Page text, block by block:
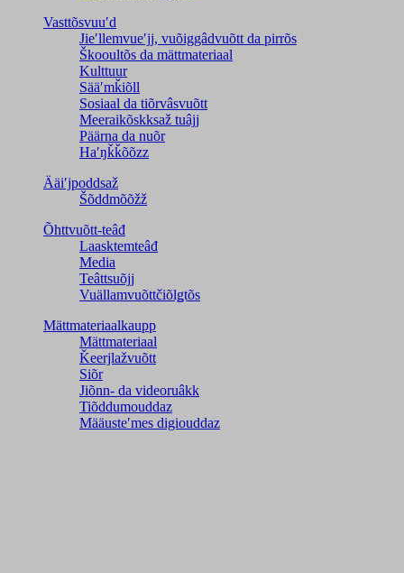
Vasttõsvuuʹd
Jieʹllemvueʹjj, vuõiggâdvuõtt da pirrõs
Škooultõs da mättmateriaal
Kulttuur
Sääʹmǩiõll
Sosiaal da tiõrvâsvuõtt
Meeraikõskksaž tuâjj
Päärna da nuõr
Haʹŋǩǩõõzz
Ääiʹjpoddsaž
Šõddmõõžž
Õhttvuõtt-teâđ
Laasktemteâđ
Media
Teâttsuõjj
Vuällamvuõttčiõlǥtõs
Mättmateriaalkaupp
Mättmateriaal
Ǩeerjlažvuõtt
Siõr
Jiõnn- da videoruâkk
Tiõddumouddaz
Määusteʹmes digiouddaz